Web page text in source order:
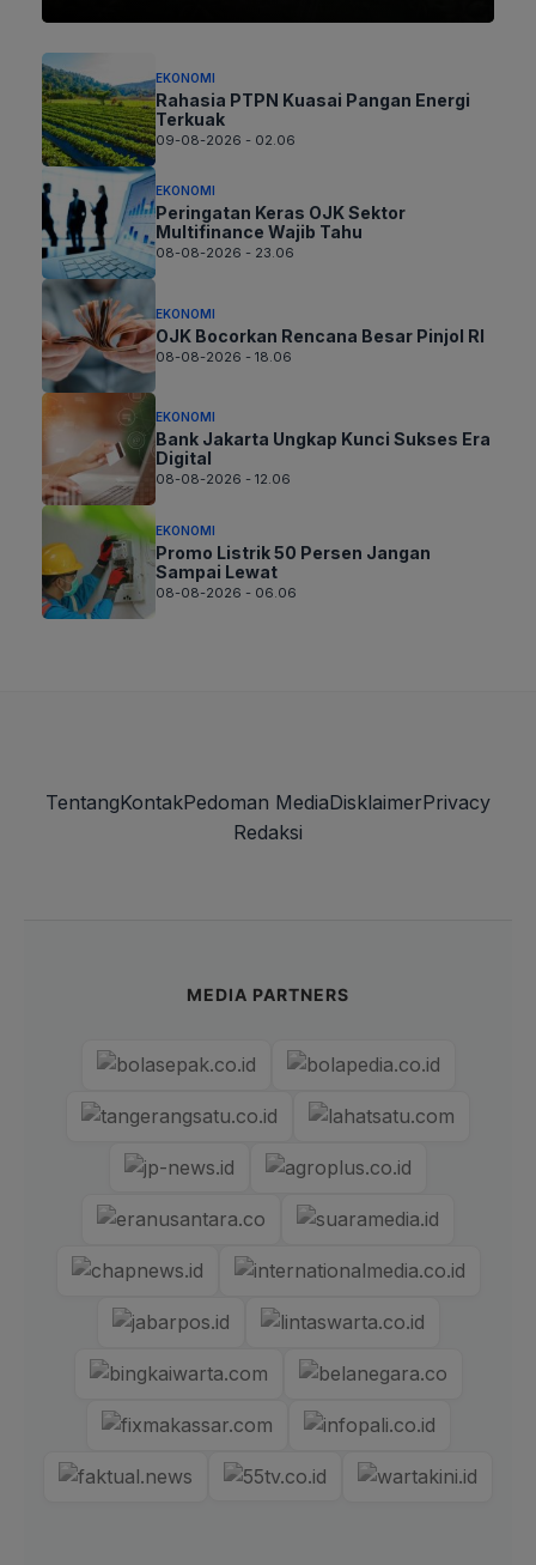
EKONOMI
Rahasia PTPN Kuasai Pangan Energi
Terkuak
09-08-2026 - 02.06
EKONOMI
Peringatan Keras OJK Sektor
Multifinance Wajib Tahu
08-08-2026 - 23.06
EKONOMI
OJK Bocorkan Rencana Besar Pinjol RI
08-08-2026 - 18.06
EKONOMI
Bank Jakarta Ungkap Kunci Sukses Era
Digital
08-08-2026 - 12.06
EKONOMI
Promo Listrik 50 Persen Jangan
Sampai Lewat
08-08-2026 - 06.06
TentangKontakPedoman MediaDisklaimerPrivacy
Redaksi
MEDIA PARTNERS